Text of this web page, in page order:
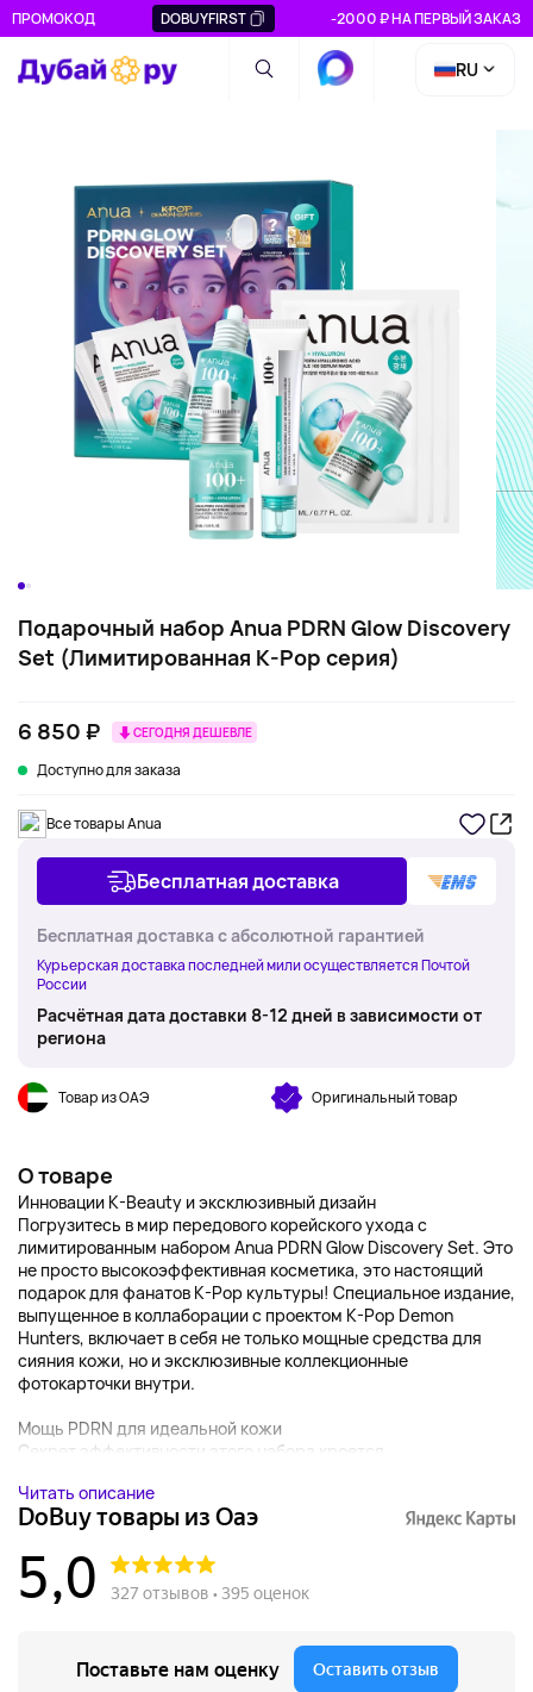
ПРОМОКОД DOBUYFIRST -2000 ₽ НА ПЕРВЫЙ ЗАКАЗ
RU
Подарочный набор Anua PDRN Glow Discovery
Set (Лимитированная K-Pop серия)
6 850 ₽ СЕГОДНЯ ДЕШЕВЛЕ
Доступно для заказа
Все товары Anua
Бесплатная доставка
Бесплатная доставка с абсолютной гарантией
Курьерская доставка последней мили осуществляется Почтой
России
Расчётная дата доставки 8-12 дней в зависимости от
региона
Товар из ОАЭ Оригинальный товар
О товаре
Инновации K-Beauty и эксклюзивный дизайн
Погрузитесь в мир передового корейского ухода с
лимитированным набором Anua PDRN Glow Discovery Set. Это
не просто высокоэффективная косметика, это настоящий
подарок для фанатов K-Pop культуры! Специальное издание,
выпущенное в коллаборации с проектом K-Pop Demon
Hunters, включает в себя не только мощные средства для
сияния кожи, но и эксклюзивные коллекционные
фотокарточки внутри.
Мощь PDRN для идеальной кожи
Секрет эффективности этого набора кроется...
Читать описание